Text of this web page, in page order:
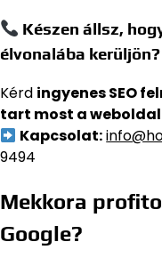
Készen állsz,
élvonalába kerüljön?
Kérd ingyenes SEO
tart most a
Kapcsolat:
9494
Mekkora
Google?